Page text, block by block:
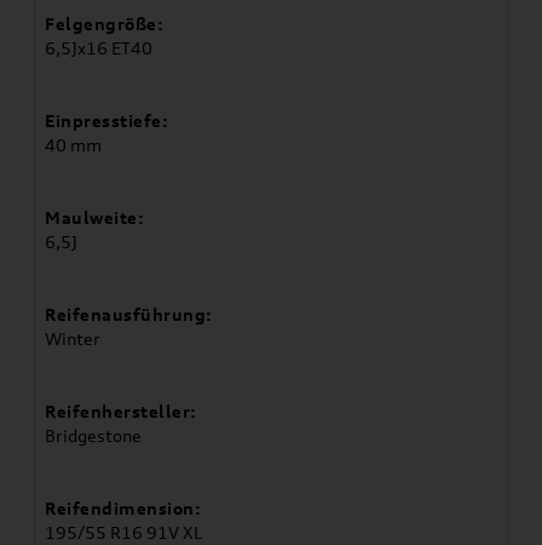
Felgengröße:
6,5Jx16 ET40
Einpresstiefe:
40 mm
Maulweite:
6,5J
Reifenausführung:
Winter
Reifenhersteller:
Bridgestone
Reifendimension:
195/55 R16 91V XL